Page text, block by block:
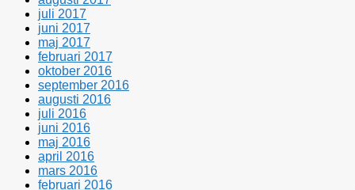
juli 2017
juni 2017
maj 2017
februari 2017
oktober 2016
september 2016
augusti 2016
juli 2016
juni 2016
maj 2016
april 2016
mars 2016
februari 2016